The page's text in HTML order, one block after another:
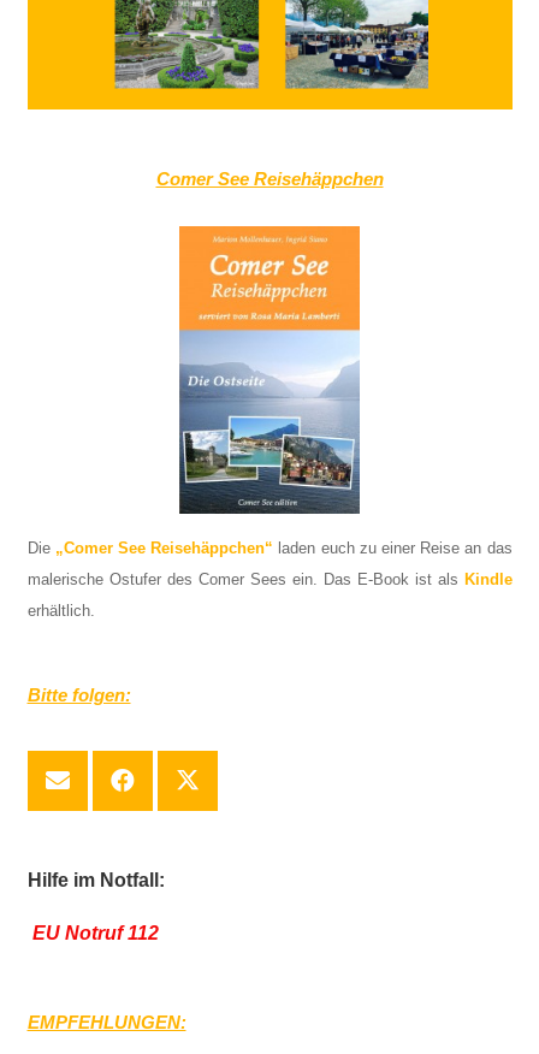
Comer See Reisehäppchen
Die „Comer See Reisehäppchen“ laden euch zu einer Reise an das
malerische Ostufer des Comer Sees ein. Das E-Book ist als Kindle
erhältlich.
Bitte folgen:
Hilfe im Notfall:
EU Notruf 112
EMPFEHLUNGEN: